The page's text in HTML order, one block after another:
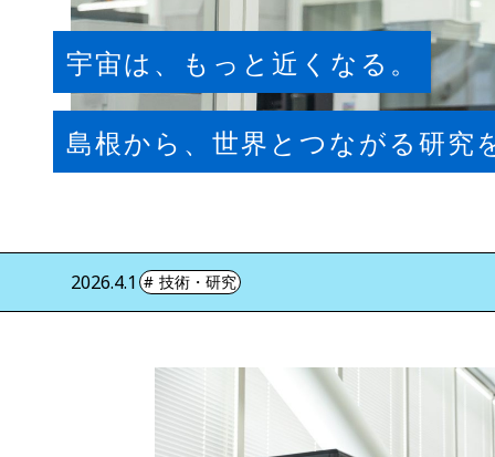
宇宙は、もっと近くなる。
島根から、世界とつながる研究
2026.4.1 技術・研究